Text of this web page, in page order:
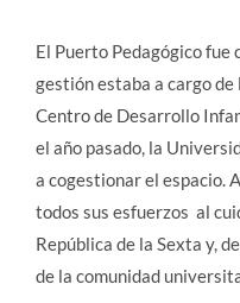
El Puerto Pedagógico fue
gestión estaba a cargo
Centro de Desarrollo
el año pasado, la
a cogestionar el espacio.
todos sus esfuerzos al
República de la Sexta y,
de la comunidad